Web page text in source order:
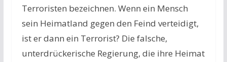
Terroristen bezeichnen. Wenn ein Mensch
sein Heimatland gegen den Feind verteidigt,
ist er dann ein Terrorist? Die falsche,
unterdrückerische Regierung, die ihre Heimat